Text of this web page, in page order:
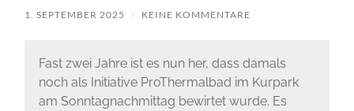
1. SEPTEMBER 2025 / KEINE KOMMENTARE
Fast zwei Jahre ist es nun her, dass damals
noch als Initiative ProThermalbad im Kurpark
am Sonntagnachmittag bewirtet wurde. Es